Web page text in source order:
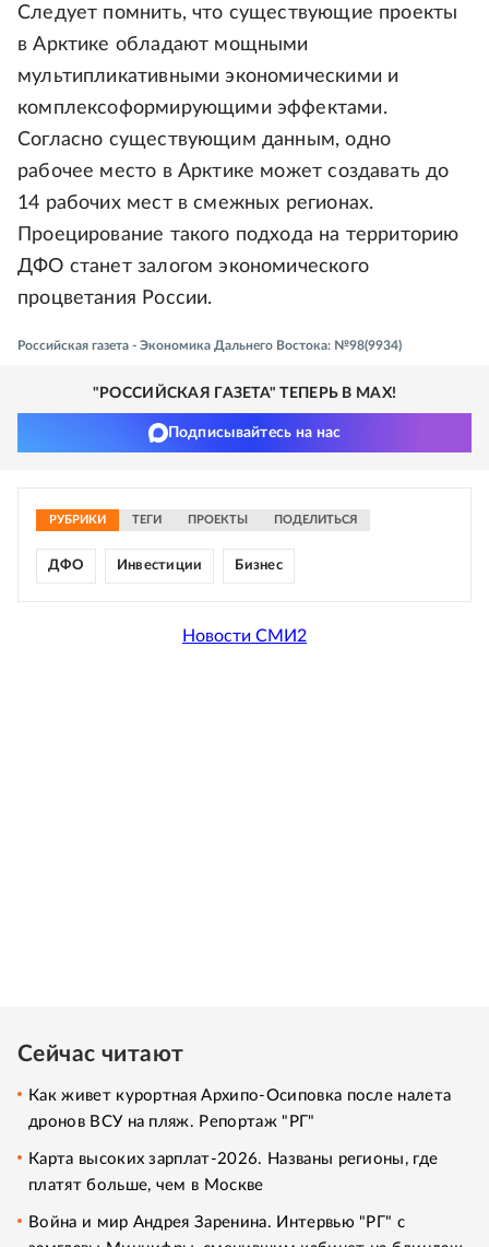
Следует помнить, что существующие проекты
в Арктике обладают мощными
мультипликативными экономическими и
комплексоформирующими эффектами.
Согласно существующим данным, одно
рабочее место в Арктике может создавать до
14 рабочих мест в смежных регионах.
Проецирование такого подхода на территорию
ДФО станет залогом экономического
процветания России.
Российская газета - Экономика Дальнего Востока: №98(9934)
"РОССИЙСКАЯ ГАЗЕТА" ТЕПЕРЬ В MAX!
Подписывайтесь на нас
РУБРИКИ ТЕГИ ПРОЕКТЫ ПОДЕЛИТЬСЯ
ДФО Инвестиции Бизнес
Новости СМИ2
Сейчас читают
Как живет курортная Архипо-Осиповка после налета
дронов ВСУ на пляж. Репортаж "РГ"
Карта высоких зарплат-2026. Названы регионы, где
платят больше, чем в Москве
Война и мир Андрея Заренина. Интервью "РГ" с